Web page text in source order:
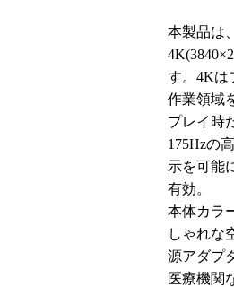
本製品は
す。4Kは
作業領域
プレイ時
175Hzの
示を可能
有効。
本体カラ
しゃれな
源アダプ
医療機関